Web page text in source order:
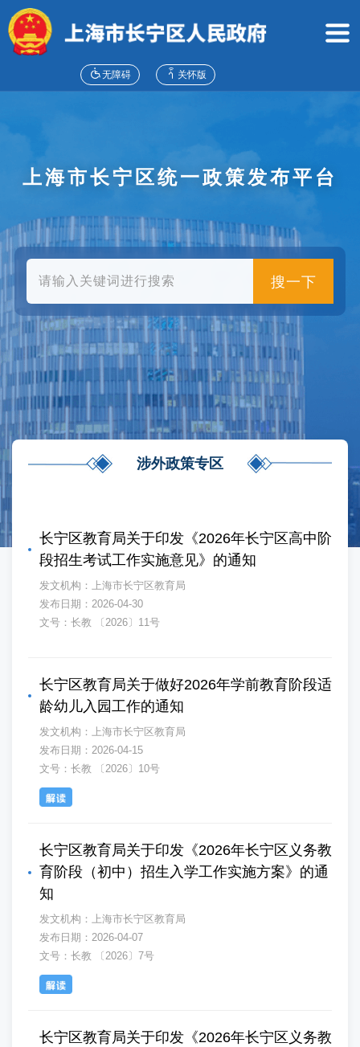
障
碍
说
航
区
跳
转
主
要
容
区
无障碍 关怀版
上海市长宁区统一政策发布平台
搜一下
涉外政策专区
长宁区教育局关于印发《2026年长宁区高中阶
段招生考试工作实施意见》的通知
发文机构：上海市长宁区教育局
发布日期：2026-04-30
文号：长教 〔2026〕11号
长宁区教育局关于做好2026年学前教育阶段适
龄幼儿入园工作的通知
发文机构：上海市长宁区教育局
发布日期：2026-04-15
文号：长教 〔2026〕10号
长宁区教育局关于印发《2026年长宁区义务教
育阶段（初中）招生入学工作实施方案》的通
知
发文机构：上海市长宁区教育局
发布日期：2026-04-07
文号：长教 〔2026〕7号
长宁区教育局关于印发《2026年长宁区义务教